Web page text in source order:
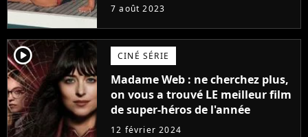
7 août 2023
player2 CINÉ SÉRIE
Madame Web : ne cherchez plus,
on vous a trouvé LE meilleur film
de super-héros de l'année
12 février 2024